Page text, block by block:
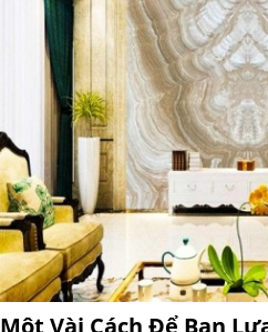
Một Vài Cách Để Bạn